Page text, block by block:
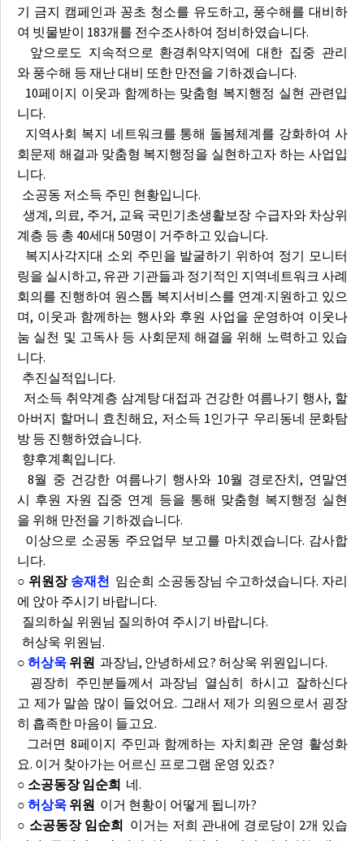
기 금지 캠페인과 꽁초 청소를 유도하고, 풍수해를 대비하
여 빗물받이 183개를 전수조사하여 정비하였습니다.
앞으로도 지속적으로 환경취약지역에 대한 집중 관리
와 풍수해 등 재난 대비 또한 만전을 기하겠습니다.
10페이지 이웃과 함께하는 맞춤형 복지행정 실현 관련입
니다.
지역사회 복지 네트워크를 통해 돌봄체계를 강화하여 사
회문제 해결과 맞춤형 복지행정을 실현하고자 하는 사업입
니다.
소공동 저소득 주민 현황입니다.
생계, 의료, 주거, 교육 국민기초생활보장 수급자와 차상위
계층 등 총 40세대 50명이 거주하고 있습니다.
복지사각지대 소외 주민을 발굴하기 위하여 정기 모니터
링을 실시하고, 유관 기관들과 정기적인 지역네트워크 사례
회의를 진행하여 원스톱 복지서비스를 연계·지원하고 있으
며, 이웃과 함께하는 행사와 후원 사업을 운영하여 이웃나
눔 실천 및 고독사 등 사회문제 해결을 위해 노력하고 있습
니다.
추진실적입니다.
저소득 취약계층 삼계탕 대접과 건강한 여름나기 행사, 할
아버지 할머니 효친해요, 저소득 1인가구 우리동네 문화탐
방 등 진행하였습니다.
향후계획입니다.
8월 중 건강한 여름나기 행사와 10월 경로잔치, 연말연
시 후원 자원 집중 연계 등을 통해 맞춤형 복지행정 실현
을 위해 만전을 기하겠습니다.
이상으로 소공동 주요업무 보고를 마치겠습니다. 감사합
니다.
○ 위원장 송재천 임순희 소공동장님 수고하셨습니다. 자리
에 앉아 주시기 바랍니다.
질의하실 위원님 질의하여 주시기 바랍니다.
허상욱 위원님.
○ 허상욱 위원 과장님, 안녕하세요? 허상욱 위원입니다.
굉장히 주민분들께서 과장님 열심히 하시고 잘하신다
고 제가 말씀 많이 들었어요. 그래서 제가 의원으로서 굉장
히 흡족한 마음이 들고요.
그러면 8페이지 주민과 함께하는 자치회관 운영 활성화
요. 이거 찾아가는 어르신 프로그램 운영 있죠?
○ 소공동장 임순희 네.
○ 허상욱 위원 이거 현황이 어떻게 됩니까?
○ 소공동장 임순희 이거는 저희 관내에 경로당이 2개 있습